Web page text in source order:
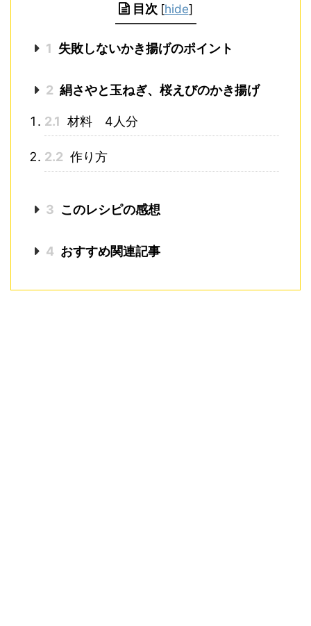
目次 [hide]
1 失敗しないかき揚げのポイント
2 絹さやと玉ねぎ、桜えびのかき揚げ
2.1 材料 4人分
2.2 作り方
3 このレシピの感想
4 おすすめ関連記事